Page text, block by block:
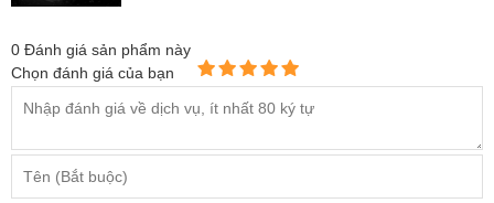
0 Đánh giá sản phẩm này
Chọn đánh giá của bạn